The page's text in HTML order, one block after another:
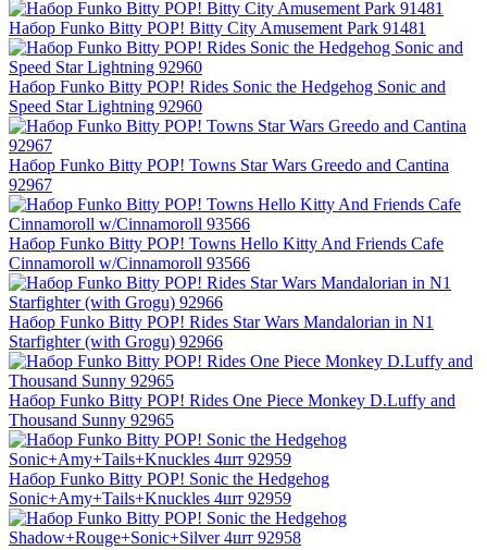
Набор Funko Bitty POP! Bitty City Amusement Park 91481
Набор Funko Bitty POP! Rides Sonic the Hedgehog Sonic and
Speed Star Lightning 92960
Набор Funko Bitty POP! Towns Star Wars Greedo and Cantina
92967
Набор Funko Bitty POP! Towns Hello Kitty And Friends Cafe
Cinnamoroll w/Cinnamoroll 93566
Набор Funko Bitty POP! Rides Star Wars Mandalorian in N1
Starfighter (with Grogu) 92966
Набор Funko Bitty POP! Rides One Piece Monkey D.Luffy and
Thousand Sunny 92965
Набор Funko Bitty POP! Sonic the Hedgehog
Sonic+Amy+Tails+Knuckles 4шт 92959